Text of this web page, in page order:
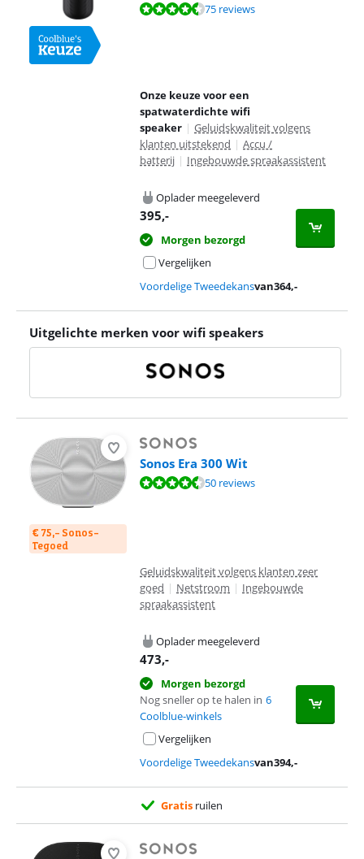
Beoordeling is 8,7 van de 10, gebaseerd op 75 reviews.
75 reviews
Onze keuze voor een
spatwaterdichte wifi
speaker | Geluidskwaliteit volgens
klanten uitstekend | Accu /
batterij | Ingebouwde spraakassistent
Oplader meegeleverd
395,-
Morgen bezorgd
Vergelijken
Voordelige Tweedekansvan364,-
Uitgelichte merken voor wifi speakers
€ 75,- Sonos-
Tegoed
Sonos Era 300 Wit
Beoordeling is 9,1 van de 10, gebaseerd op 50 reviews.
50 reviews
Geluidskwaliteit volgens klanten zeer
goed | Netstroom | Ingebouwde
spraakassistent
Oplader meegeleverd
473,-
Morgen bezorgd
Nog sneller op te halen in 6
Coolblue-winkels
Vergelijken
Voordelige Tweedekansvan394,-
Gratis ruilen